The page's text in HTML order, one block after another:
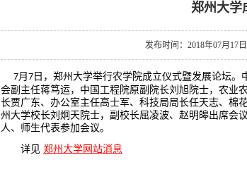
郑州大学
发布时间：2018年07月17
7月 7 日，郑州大学举行农学院成立仪式暨发展论坛
会副主任蒋笃运，中国工程院原副院长刘旭院士，农业
长贾广东、办公室主任高士军、科技局局长任天志、棉
州大学校长刘炯天院士，副校长屈凌波、赵明皞出席会
人、师生代表参加会议。
详见 郑州大学网站消息